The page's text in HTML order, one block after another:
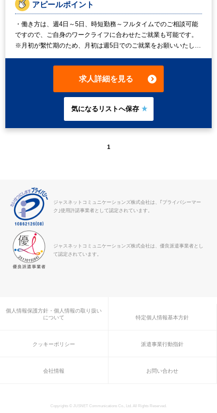
アピールポイント
・働き方は、週4日～5日、時短勤務～フルタイムでのご相談可能
ですので、ご自身のワークライフに合わせたご就業も可能です。
※月初が繫忙期のため、月初は週5日でのご就業をお願いいたしま
で、まずは働き方からご相談ください。（月初の時短勤務可能）
・会計ソフトはPCAとマネーフォワードをメインでご使用してお
ニが近くにございますので、ご安心ください。
求人詳細を見る
1
ジャスネットコミュニケーションズ株式会社は、｢プライバシーマー
ク｣使用許諾事業者として認定されています。
ジャスネットコミュニケーションズ株式会社は、優良派遣事業者とし
て認定されています。
個人情報保護方針・個人情報の取り扱い
について
特定個人情報基本方針
クッキーポリシー 派遣事業行動指針
会社情報 お問い合わせ
Copyrights © JUSNET Communications Co., Ltd. All Rights Reserved.